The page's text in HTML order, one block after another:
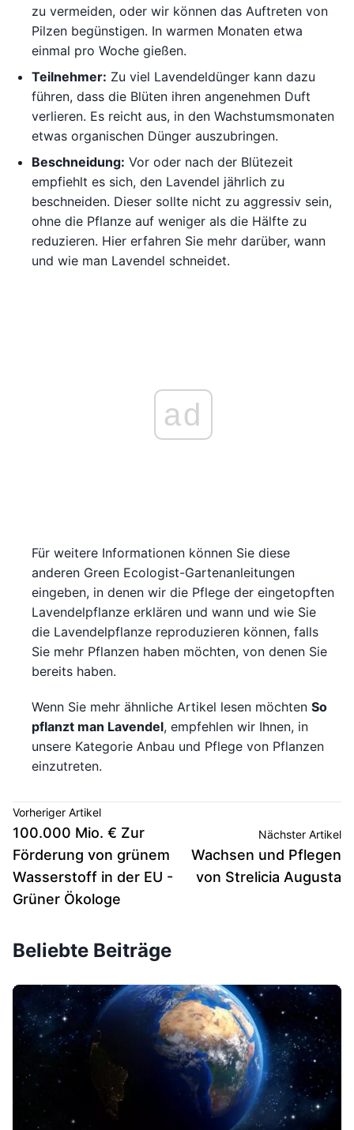
zu vermeiden, oder wir können das Auftreten von
Pilzen begünstigen. In warmen Monaten etwa
einmal pro Woche gießen.
Teilnehmer: Zu viel Lavendeldünger kann dazu
führen, dass die Blüten ihren angenehmen Duft
verlieren. Es reicht aus, in den Wachstumsmonaten
etwas organischen Dünger auszubringen.
Beschneidung: Vor oder nach der Blütezeit
empfiehlt es sich, den Lavendel jährlich zu
beschneiden. Dieser sollte nicht zu aggressiv sein,
ohne die Pflanze auf weniger als die Hälfte zu
reduzieren. Hier erfahren Sie mehr darüber, wann
und wie man Lavendel schneidet.
ad
Für weitere Informationen können Sie diese
anderen Green Ecologist-Gartenanleitungen
eingeben, in denen wir die Pflege der eingetopften
Lavendelpflanze erklären und wann und wie Sie
die Lavendelpflanze reproduzieren können, falls
Sie mehr Pflanzen haben möchten, von denen Sie
bereits haben.
Wenn Sie mehr ähnliche Artikel lesen möchten So
pflanzt man Lavendel, empfehlen wir Ihnen, in
unsere Kategorie Anbau und Pflege von Pflanzen
einzutreten.
Vorheriger Artikel
100.000 Mio. € Zur
Förderung von grünem
Wasserstoff in der EU -
Grüner Ökologe
Nächster Artikel
Wachsen und Pflegen
von Strelicia Augusta
Beliebte Beiträge